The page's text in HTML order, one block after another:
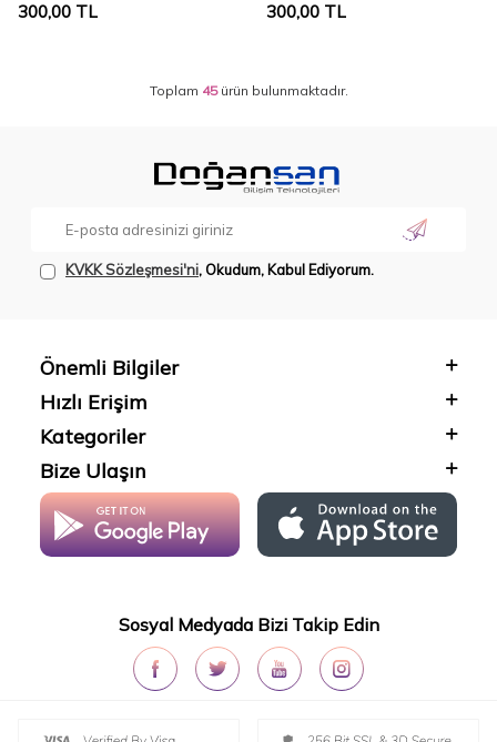
300,00 TL 300,00 TL
Toplam 45ürün bulunmaktadır.
KVKK Sözleşmesi'ni, Okudum, Kabul Ediyorum.
Önemli Bilgiler
Hızlı Erişim
Kategoriler
Bize Ulaşın
Sosyal Medyada Bizi Takip Edin